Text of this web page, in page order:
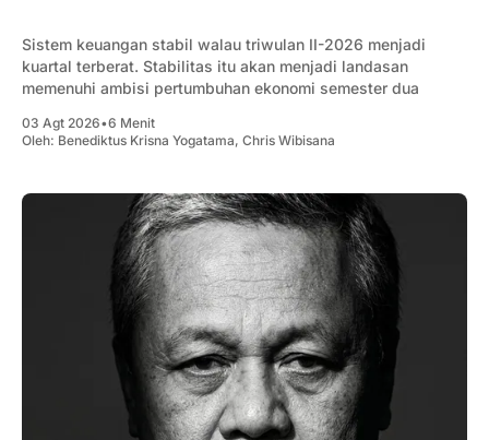
Sistem keuangan stabil walau triwulan II-2026 menjadi
kuartal terberat. Stabilitas itu akan menjadi landasan
memenuhi ambisi pertumbuhan ekonomi semester dua
03 Agt 2026•6 Menit
Oleh: Benediktus Krisna Yogatama, Chris Wibisana